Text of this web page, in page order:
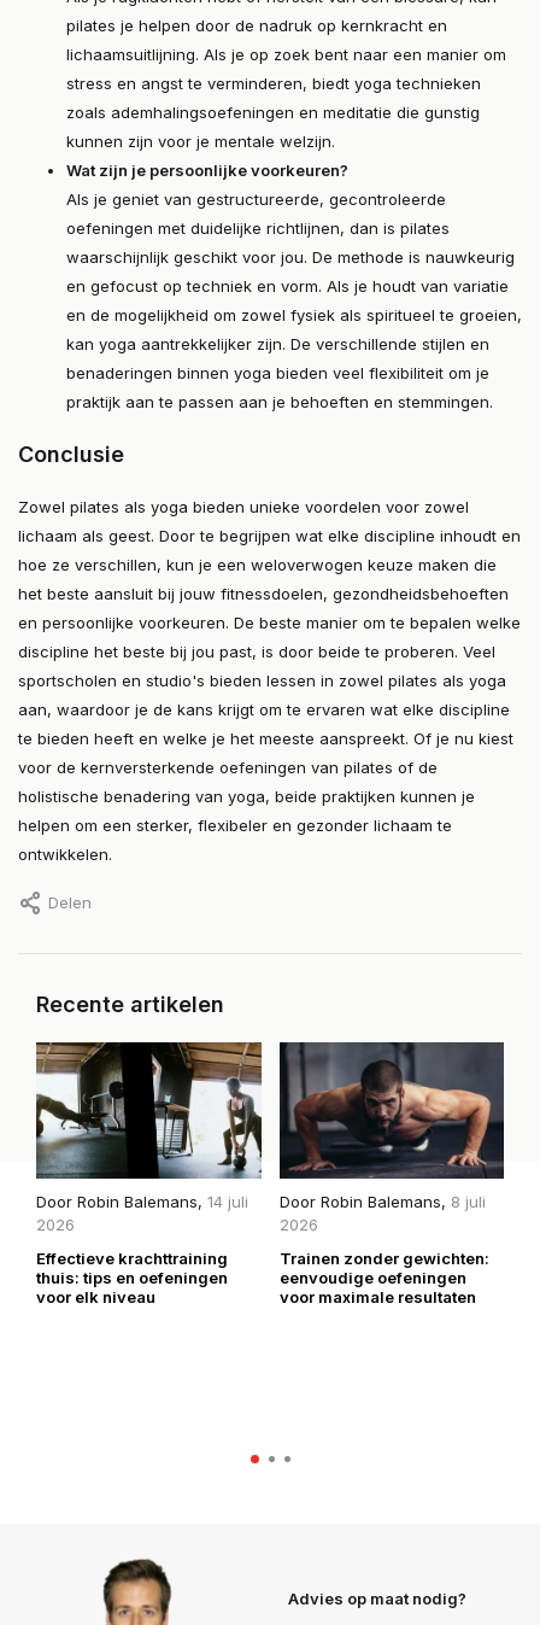
pilates je helpen door de nadruk op kernkracht en
lichaamsuitlijning. Als je op zoek bent naar een manier om
stress en angst te verminderen, biedt yoga technieken
zoals ademhalingsoefeningen en meditatie die gunstig
kunnen zijn voor je mentale welzijn.
Wat zijn je persoonlijke voorkeuren?
Als je geniet van gestructureerde, gecontroleerde
oefeningen met duidelijke richtlijnen, dan is pilates
waarschijnlijk geschikt voor jou. De methode is nauwkeurig
en gefocust op techniek en vorm. Als je houdt van variatie
en de mogelijkheid om zowel fysiek als spiritueel te groeien,
kan yoga aantrekkelijker zijn. De verschillende stijlen en
benaderingen binnen yoga bieden veel flexibiliteit om je
praktijk aan te passen aan je behoeften en stemmingen.
Conclusie
Zowel pilates als yoga bieden unieke voordelen voor zowel
lichaam als geest. Door te begrijpen wat elke discipline inhoudt en
hoe ze verschillen, kun je een weloverwogen keuze maken die
het beste aansluit bij jouw fitnessdoelen, gezondheidsbehoeften
en persoonlijke voorkeuren. De beste manier om te bepalen welke
discipline het beste bij jou past, is door beide te proberen. Veel
sportscholen en studio's bieden lessen in zowel pilates als yoga
aan, waardoor je de kans krijgt om te ervaren wat elke discipline
te bieden heeft en welke je het meeste aanspreekt. Of je nu kiest
voor de kernversterkende oefeningen van pilates of de
holistische benadering van yoga, beide praktijken kunnen je
helpen om een sterker, flexibeler en gezonder lichaam te
ontwikkelen.
Delen
Recente artikelen
Door Robin Balemans, 14 juli
2026
Effectieve krachttraining
thuis: tips en oefeningen
voor elk niveau
Door Robin Balemans, 8 juli
2026
Trainen zonder gewichten:
eenvoudige oefeningen
voor maximale resultaten
Advies op maat nodig?